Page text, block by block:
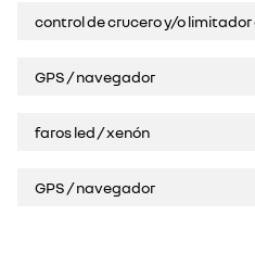
control de crucero y/o
GPS / navegador
faros led / xenón
GPS / navegador